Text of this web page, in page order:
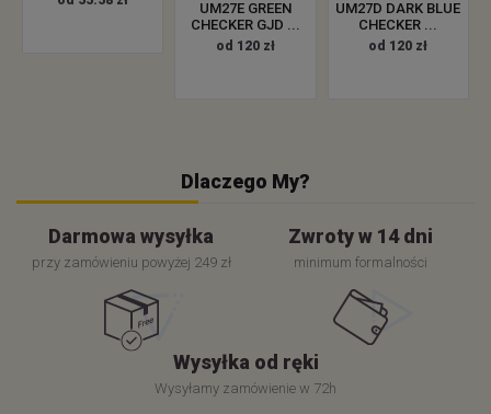
UM27E GREEN
CHECKER GJD ...
od 120 zł
UM27D DARK BLUE
CHECKER ...
od 120 zł
Dlaczego My?
Darmowa wysyłka
przy zamówieniu powyżej 249 zł
Zwroty w 14 dni
minimum formalności
Wysyłka od ręki
Wysyłamy zamówienie w 72h